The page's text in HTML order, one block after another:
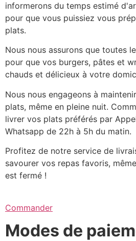
informerons du temps estimé
pour que vous puissiez vous
plats.
Nous nous assurons que toutes
pour que vos burgers, pâtes et
chauds et délicieux à votre
Nous nous engageons à
plats, même en pleine nuit.
livrer vos plats préférés par
Whatsapp de 22h à 5h du matin.
Profitez de notre service de
savourer vos repas favoris,
est fermé !
Commander
Modes de